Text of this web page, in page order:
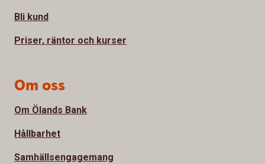
Bli kund
Priser, räntor och kurser
Om oss
Om Ölands Bank
Hållbarhet
Samhällsengagemang